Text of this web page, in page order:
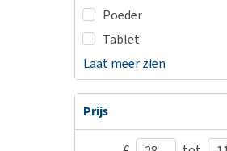
Poeder
Tablet
Laat meer zien
Prijs